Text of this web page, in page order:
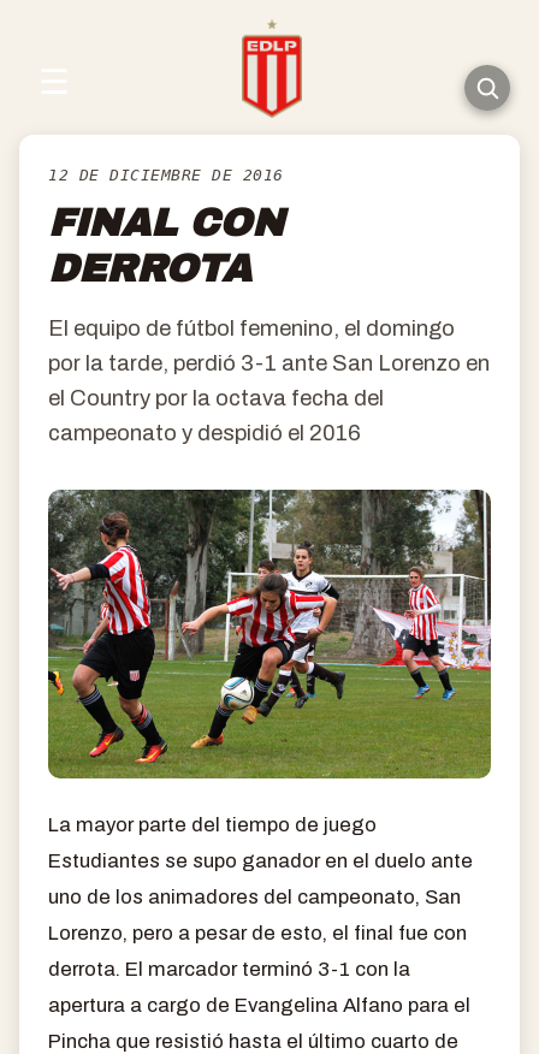
12 DE DICIEMBRE DE 2016
FINAL CON
DERROTA
El equipo de fútbol femenino, el domingo
por la tarde, perdió 3-1 ante San Lorenzo en
el Country por la octava fecha del
campeonato y despidió el 2016
La mayor parte del tiempo de juego
Estudiantes se supo ganador en el duelo ante
uno de los animadores del campeonato, San
Lorenzo, pero a pesar de esto, el final fue con
derrota. El marcador terminó 3-1 con la
apertura a cargo de Evangelina Alfano para el
Pincha que resistió hasta el último cuarto de